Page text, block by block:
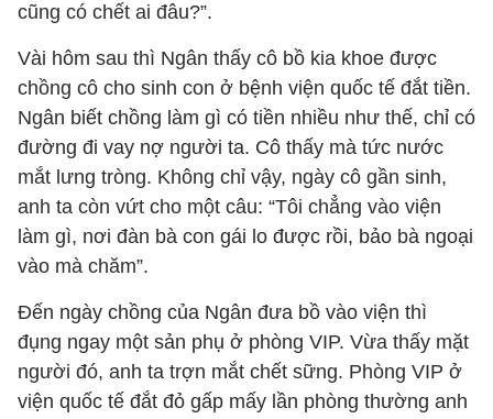
cũng có chết ai đâu?”.
Vài hôm sau thì Ngân thấy cô bồ kia khoe được
chồng cô cho sinh con ở bệnh viện quốc tế đắt tiền.
Ngân biết chồng làm gì có tiền nhiều như thế, chỉ có
đường đi vay nợ người ta. Cô thấy mà tức nước
mắt lưng tròng. Không chỉ vậy, ngày cô gần sinh,
anh ta còn vứt cho một câu: “Tôi chẳng vào viện
làm gì, nơi đàn bà con gái lo được rồi, bảo bà ngoại
vào mà chăm”.
Đến ngày chồng của Ngân đưa bồ vào viện thì
đụng ngay một sản phụ ở phòng VIP. Vừa thấy mặt
người đó, anh ta trợn mắt chết sững. Phòng VIP ở
viện quốc tế đắt đỏ gấp mấy lần phòng thường anh